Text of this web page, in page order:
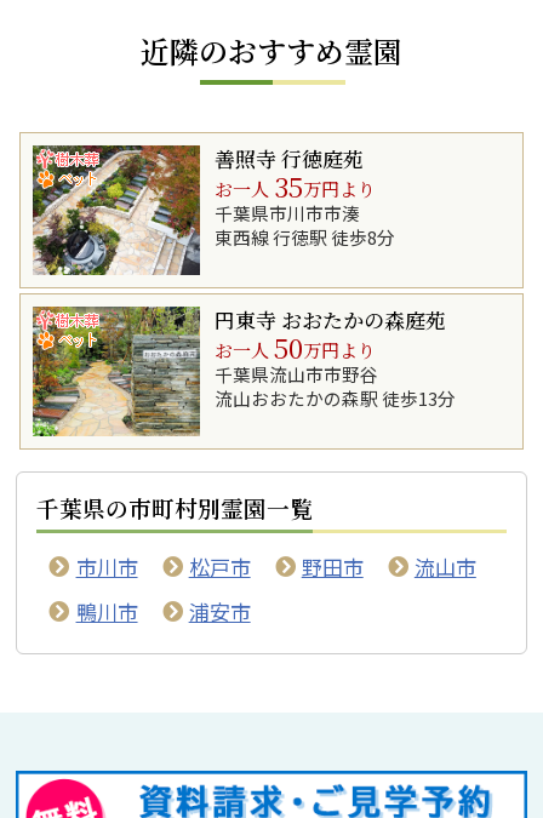
近隣のおすすめ霊園
善照寺 行徳庭苑
お一人 35万円より
千葉県市川市市湊
東西線 行徳駅 徒歩8分
円東寺 おおたかの森庭苑
お一人 50万円より
千葉県流山市市野谷
流山おおたかの森駅 徒歩13分
千葉県の市町村別霊園一覧
市川市 松戸市 野田市
流山市
鴨川市
浦安市